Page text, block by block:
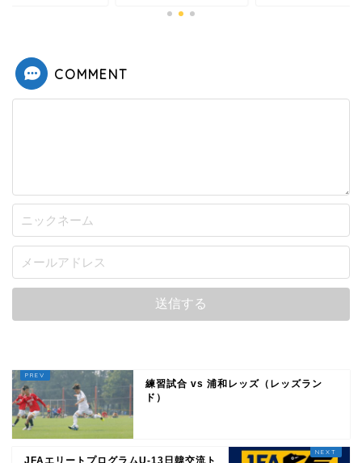
COMMENT
練習試合 vs 浦和レッズ（レッズラン
ド）
JFAエリートプログラムU-13日韓交流ト